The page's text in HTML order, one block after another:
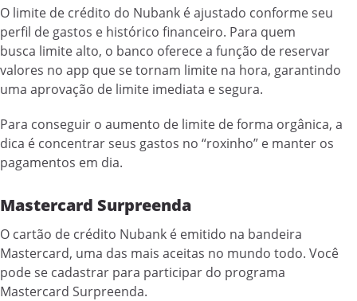
O limite de crédito do Nubank é ajustado conforme seu
perfil de gastos e histórico financeiro. Para quem
busca limite alto, o banco oferece a função de reservar
valores no app que se tornam limite na hora, garantindo
uma aprovação de limite imediata e segura.
Para conseguir o aumento de limite de forma orgânica, a
dica é concentrar seus gastos no “roxinho” e manter os
pagamentos em dia.
Mastercard Surpreenda
O cartão de crédito Nubank é emitido na bandeira
Mastercard, uma das mais aceitas no mundo todo. Você
pode se cadastrar para participar do programa
Mastercard Surpreenda.